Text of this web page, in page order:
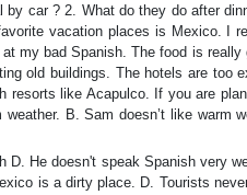
car ? 2. What do they do after
vacation places is Mexico. I
my bad Spanish. The food is
old buildings. The hotels are too
resorts like Acapulco. If you are
B. Sam doesn’t like warm
He doesn't speak Spanish very
is a dirty place. D. Tourists